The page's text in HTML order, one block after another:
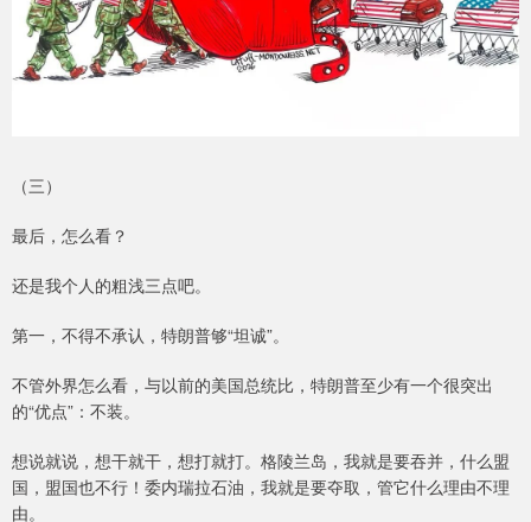
（三）
最后，怎么看？
还是我个人的粗浅三点吧。
第一，不得不承认，特朗普够“坦诚”。
不管外界怎么看，与以前的美国总统比，特朗普至少有一个很突出
的“优点”：不装。
想说就说，想干就干，想打就打。格陵兰岛，我就是要吞并，什么盟
国，盟国也不行！委内瑞拉石油，我就是要夺取，管它什么理由不理
由。